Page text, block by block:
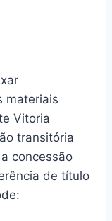
materiais
Vitoria
transitória
concessão
de título